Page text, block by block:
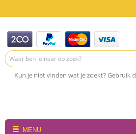
Kun je niet vinden wat je zoekt? Gebruik
MENU